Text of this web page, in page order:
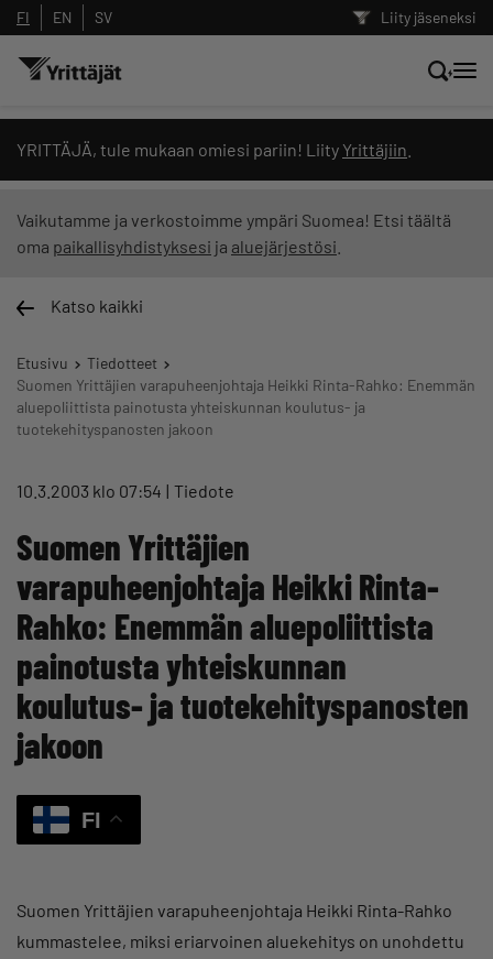
Liity jäseneksi
FI EN SV
YRITTÄJÄ, tule mukaan omiesi pariin! Liity Yrittäjiin
Vaikutamme ja verkostoimme ympäri Suomea! Etsi täältä
oma paikallisyhdistyksesi ja aluejärjestösi
Katso kaikki
Etusivu
Tiedotteet
Suomen Yrittäjien varapuheenjohtaja Heikki Rinta-Rahko: Enemmän
aluepoliittista painotusta yhteiskunnan koulutus- ja
tuotekehityspanosten jakoon
10.3.2003 klo 07:54 Tiedote
Suomen Yrittäjien
varapuheenjohtaja Heikki Rinta-
Rahko: Enemmän aluepoliittista
painotusta yhteiskunnan
koulutus- ja tuotekehityspanosten
jakoon
FI
Suomen Yrittäjien varapuheenjohtaja Heikki Rinta-Rahko
kummastelee, miksi eriarvoinen aluekehitys on unohdettu
Hae sivustolta tai kysy suoraan
Yrittäjien tekoälyltä